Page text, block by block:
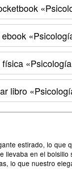
física
libro
estirado, lo
en el
lo que nuestro